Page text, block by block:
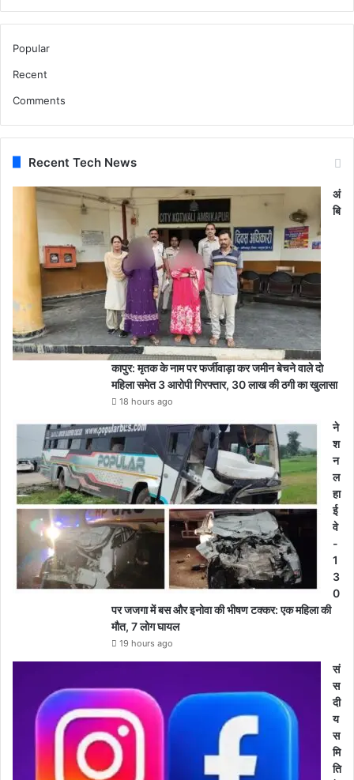
Popular
Recent
Comments
Recent Tech News
अं
बि
कापुर: मृतक के नाम पर फर्जीवाड़ा कर जमीन बेचने वाले दो
महिला समेत 3 आरोपी गिरफ्तार, 30 लाख की ठगी का खुलासा
18 hours ago
ने
श
न
ल
हा
ई
वे
-
1
3
0
पर जजगा में बस और इनोवा की भीषण टक्कर: एक महिला की
मौत, 7 लोग घायल
19 hours ago
सं
स
दी
य
स
मि
ति